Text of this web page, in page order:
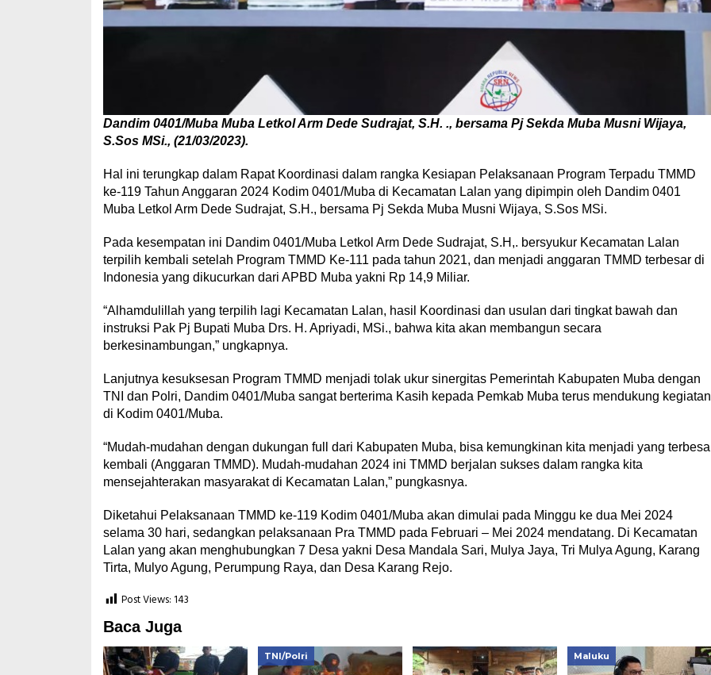
Dandim 0401/Muba Muba Letkol Arm Dede Sudrajat, S.H. ., bersama Pj Sekda Muba Musni Wijaya,
S.Sos MSi., (21/03/2023).
Hal ini terungkap dalam Rapat Koordinasi dalam rangka Kesiapan Pelaksanaan Program Terpadu TMMD
ke-119 Tahun Anggaran 2024 Kodim 0401/Muba di Kecamatan Lalan yang dipimpin oleh Dandim 0401
Muba Letkol Arm Dede Sudrajat, S.H., bersama Pj Sekda Muba Musni Wijaya, S.Sos MSi.
Pada kesempatan ini Dandim 0401/Muba Letkol Arm Dede Sudrajat, S.H,. bersyukur Kecamatan Lalan
terpilih kembali setelah Program TMMD Ke-111 pada tahun 2021, dan menjadi anggaran TMMD terbesar di
Indonesia yang dikucurkan dari APBD Muba yakni Rp 14,9 Miliar.
“Alhamdulillah yang terpilih lagi Kecamatan Lalan, hasil Koordinasi dan usulan dari tingkat bawah dan
instruksi Pak Pj Bupati Muba Drs. H. Apriyadi, MSi., bahwa kita akan membangun secara
berkesinambungan,” ungkapnya.
Lanjutnya kesuksesan Program TMMD menjadi tolak ukur sinergitas Pemerintah Kabupaten Muba dengan
TNI dan Polri, Dandim 0401/Muba sangat berterima Kasih kepada Pemkab Muba terus mendukung kegiatan
di Kodim 0401/Muba.
“Mudah-mudahan dengan dukungan full dari Kabupaten Muba, bisa kemungkinan kita menjadi yang
kembali (Anggaran TMMD). Mudah-mudahan 2024 ini TMMD berjalan sukses dalam rangka kita
mensejahterakan masyarakat di Kecamatan Lalan,” pungkasnya.
Diketahui Pelaksanaan TMMD ke-119 Kodim 0401/Muba akan dimulai pada Minggu ke dua Mei 2024
selama 30 hari, sedangkan pelaksanaan Pra TMMD pada Februari – Mei 2024 mendatang. Di Kecamatan
Lalan yang akan menghubungkan 7 Desa yakni Desa Mandala Sari, Mulya Jaya, Tri Mulya Agung, Karang
Tirta, Mulyo Agung, Perumpung Raya, dan Desa Karang Rejo.
Post Views: 143
Baca Juga
TNI/Polri Maluku